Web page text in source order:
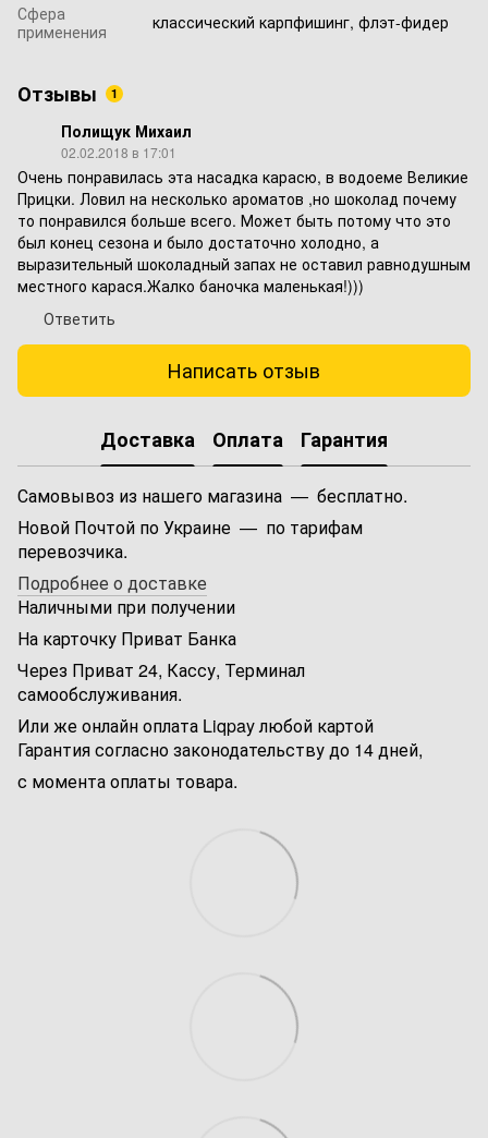
Сфера
применения
классический карпфишинг, флэт-фидер
Отзывы 1
Полищук Михаил
02.02.2018 в 17:01
Очень понравилась эта насадка карасю, в водоеме Великие
Прицки. Ловил на несколько ароматов ,но шоколад почему
то понравился больше всего. Может быть потому что это
был конец сезона и было достаточно холодно, а
выразительный шоколадный запах не оставил равнодушным
местного карася.Жалко баночка маленькая!)))
Ответить
Написать отзыв
Доставка Оплата Гарантия
Самовывоз из нашего магазина — бесплатно.
Новой Почтой по Украине — по тарифам
перевозчика.
Подробнее о доставке
Наличными при получении
На карточку Приват Банка
Через Приват 24, Кассу, Терминал
самообслуживания.
Или же онлайн оплата Liqpay любой картой
Гарантия согласно законодательству до 14 дней,
с момента оплаты товара.